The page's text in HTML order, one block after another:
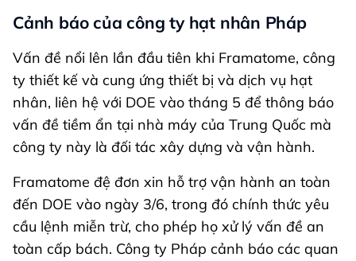
Cảnh báo của công ty hạt nhân Pháp
Vấn đề nổi lên lần đầu tiên khi Framatome, công
ty thiết kế và cung ứng thiết bị và dịch vụ hạt
nhân, liên hệ với DOE vào tháng 5 để thông báo
vấn đề tiềm ẩn tại nhà máy của Trung Quốc mà
công ty này là đối tác xây dựng và vận hành.
Framatome đệ đơn xin hỗ trợ vận hành an toàn
đến DOE vào ngày 3/6, trong đó chính thức yêu
cầu lệnh miễn trừ, cho phép họ xử lý vấn đề an
toàn cấp bách. Công ty Pháp cảnh báo các quan